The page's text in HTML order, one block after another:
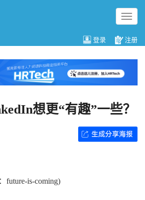
切
换
航
登录 注册
想更“有趣”一些？
future-is-coming)